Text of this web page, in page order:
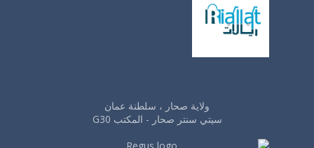
ولاية صحار ، سلطنة عمان
سيتي سنتر صحار - المكتب G30